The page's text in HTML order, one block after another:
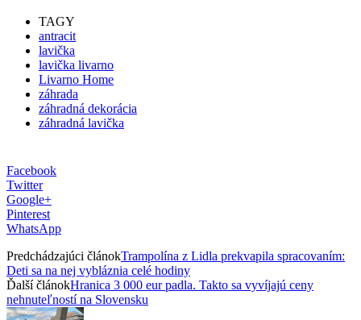
TAGY
antracit
lavička
lavička livarno
Livarno Home
záhrada
záhradná dekorácia
záhradná lavička
Facebook
Twitter
Google+
Pinterest
WhatsApp
Predchádzajúci článokTrampolína z Lidla prekvapila spracovaním:
Deti sa na nej vybláznia celé hodiny
Ďalší článokHranica 3 000 eur padla. Takto sa vyvíjajú ceny
nehnuteľností na Slovensku